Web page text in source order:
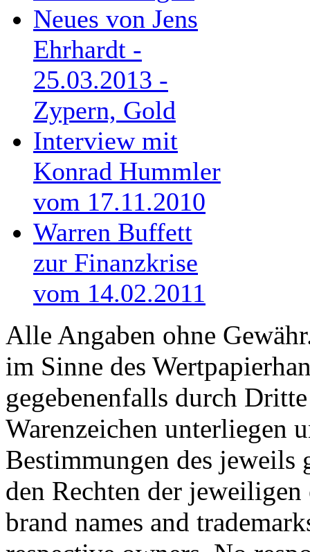
Neues von Jens
Ehrhardt -
25.03.2013 -
Zypern, Gold
Interview mit
Konrad Hummler
vom 17.11.2010
Warren Buffett
zur Finanzkrise
vom 14.02.2011
Alle Angaben ohne
im Sinne des
gegebenenfalls durch
Warenzeichen unterliegen
Bestimmungen des jeweils
den Rechten der
brand names and